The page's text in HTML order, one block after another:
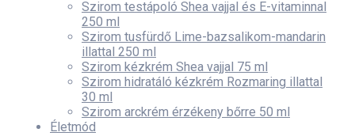
Szirom testápoló Shea vajjal és E-vitaminnal
250 ml
Szirom tusfürdő Lime-bazsalikom-mandarin
illattal 250 ml
Szirom kézkrém Shea vajjal 75 ml
Szirom hidratáló kézkrém Rozmaring illattal
30 ml
Szirom arckrém érzékeny bőrre 50 ml
Életmód